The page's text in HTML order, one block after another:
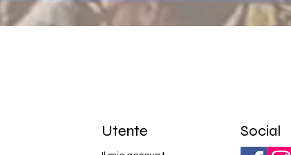
Utente Social